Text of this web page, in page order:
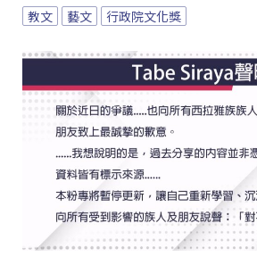
教文 藝文 行政院文化獎